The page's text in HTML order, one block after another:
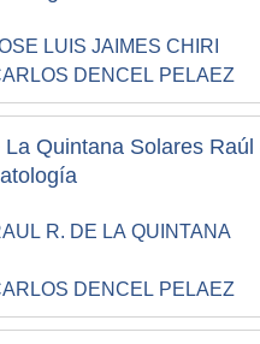
LUIS JAIMES CHIRI
DENCEL PELAEZ
Quintana Solares Raúl -
R. DE LA QUINTANA
DENCEL PELAEZ